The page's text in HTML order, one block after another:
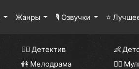
Жанры 🎙 Озвучки ⭐
🕵️‍♂️ Детектив 👶
👫 Мелодрама 🧚‍♀️